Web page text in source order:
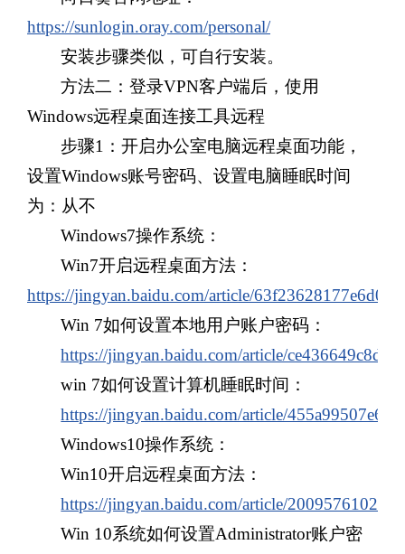
https://sunlogin.oray.com/personal/
安装步骤类似，可自行安装。
方法二：登录VPN客户端后，使用
Windows远程桌面连接工具远程
步骤1 ：开启办公室电脑远程桌面功能，
设置Windows账号密码、设置电脑睡眠时间
为：从不
Windows7操作系统：
Win7开启远程桌面方法：
https://jingyan.baidu.com/article/
Win 7如何设置本地用户账户密码：
https://jingyan.baidu.com/article/
win 7如何设置计算机睡眠时间：
https://jingyan.baidu.com/article/
Windows10操作系统：
Win10开启远程桌面方法：
https://jingyan.baidu.com/article/
Win 10系统如何设置Administrator账户密